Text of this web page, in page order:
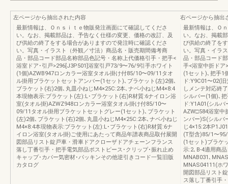
左ページから抽出された内容
最新情報は、Ｏｎｓｉｔｅ物販発注画面にて確認してくださ
い。なお、掲載部品は、予告なく仕様の変更、価格の改訂、及
び供給の終了をする場合がありますので発注時に確認くださ
い。写真・イラスト（外観／寸法）商品名・販売期間備考商
品・部品コード部品名称部品色記号・名称上代価格引手・把手<
浴室ドア･引戸>296[J3P501]浴室引戸73/9〜76/9引手ホワイト
(1個)AZWB947ロンカラー浴室タオル掛け付85/10〜09/11タオ
ル掛用ブラケットセットアンバー(1セット)､ブラケット(左)2個､
ブラケット(右)2個､丸皿小ねじM4×25C:2本､ナベ小ねじM4×8:4
本現物表示:ブラケット(左):L･ブラケット(右)R材質:6ナイロン浴
室(タオル掛)AZWZ948ロンカラー浴室タオル掛け付85/10〜
09/11タオル掛用ブラケットセットグレー(1セット)､ブラケット
(左)2個､ブラケット(右)2個､丸皿小ねじM4×25C:2本､ナベ小ねじ
M4×8:4本現物表示:ブラケット(左):L･ブラケット(右)R材質:6ナ
イロン浴室(タオル掛)ご使用にあたって商品年譜表商品取付展開
図部品リスト錠戸車・滑車ドアクローザドアチェーンフランス
落し丁番引手・把手電気部品ポストピース･クリップ･振れ止め
キャップ･カバー気密材･パッキンその他逆引きコード一覧旧版
カタログ
右ページから抽出
最新情報は、Ｏ
い。なお、掲載
び供給の終了を
い。写真・イラ
品・部品コード
手<浴室中折ドア
(1セット)､把手1
ド:Y9C01〜02(
しメンテ対応終
シルバー(1個)､
ド:Y1A01(シル
AZW□584浴室中
ンバー)S(シルバ
じ4×15:2本
(T型含)85/1〜
(1セット)ブラケ
示:2､B-4適用商
MNAB031､
MNAS04111(ホ
開図部品リスト
ス落し丁番引手